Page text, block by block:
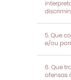
Que
e/ou
Que
ofensas